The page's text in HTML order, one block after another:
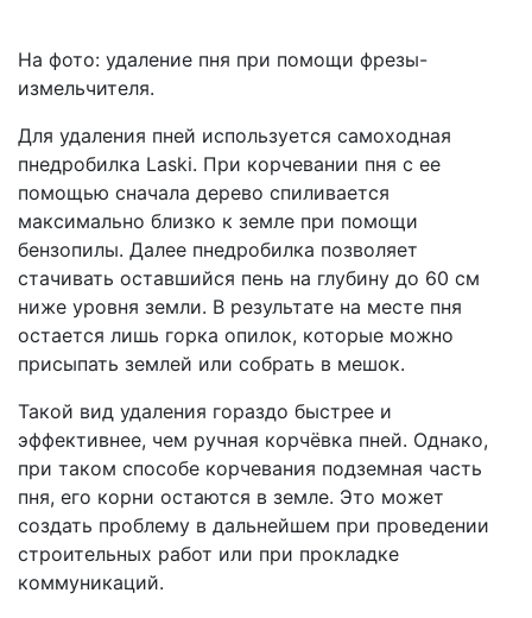
На фото: удаление пня при помощи фрезы-
измельчителя.
Для удаления пней используется самоходная
пнедробилка Laski. При корчевании пня с ее
помощью сначала дерево спиливается
максимально близко к земле при помощи
бензопилы. Далее пнедробилка позволяет
стачивать оставшийся пень на глубину до 60 см
ниже уровня земли. В результате на месте пня
остается лишь горка опилок, которые можно
присыпать землей или собрать в мешок.
Такой вид удаления гораздо быстрее и
эффективнее, чем ручная корчёвка пней. Однако,
при таком способе корчевания подземная часть
пня, его корни остаются в земле. Это может
создать проблему в дальнейшем при проведении
строительных работ или при прокладке
коммуникаций.